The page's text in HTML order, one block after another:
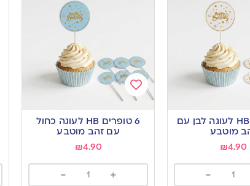
6 טופרים HB לעוגה לבן עם
מוטבע
₪4.90
-
Add
to
wishlist
6 טופרים HB לעוגה כחול
עם זהב מוטבע
₪4.90
+
-